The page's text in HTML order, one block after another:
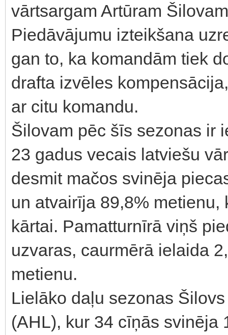
vārtsargam Artūram
Piedāvājumu izteikšana
gan to, ka komandām tiek
drafta izvēles
ar citu komandu.
Šilovam pēc šīs sezonas ir
23 gadus vecais latviešu
desmit mačos svinēja
un atvairīja 89,8%
kārtai. Pamatturnīrā viņš
uzvaras, caurmērā ielaida
metienu.
Lielāko daļu sezonas
(AHL), kur 34 cīņās svinēja